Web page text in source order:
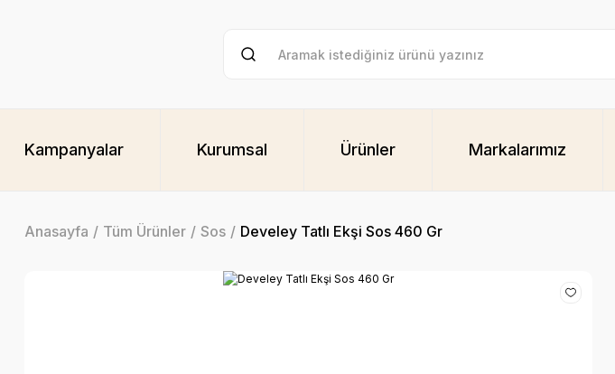
Kampanyalar Kurumsal Ürünler Markalarımız
Anasayfa Tüm Ürünler Sos Develey Tatlı Ekşi Sos 460 Gr